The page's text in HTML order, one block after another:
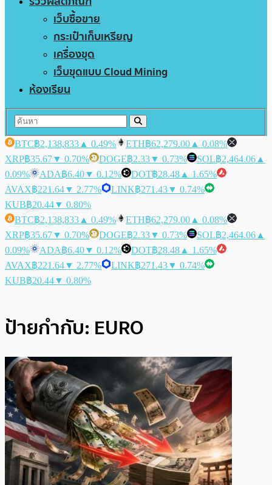
เว็บซื้อขาย
กระเป๋าเก็บเหรียญ
เครื่องขุด
เว็บขุดแบบ Cloud Mining
ห้องเรียน
BTC฿2,138,833 ▲ 0.49% ETH฿62,279.00 ▲ 0.08%
XRP฿35.67▼ 0.70% DOGE฿2.33▼ 0.73% SOL฿2,464.06 ▲
0.09%
ADA฿6.40▼ 0.12% DOT฿28.48 ▲ 1.65%
AVAX฿221.64▼ 2.77% LINK฿271.43▼ 0.74%
KUB฿20.44▼ 0.80%
BTC฿2,138,833 ▲ 0.49% ETH฿62,279.00 ▲ 0.08%
XRP฿35.67▼ 0.70% DOGE฿2.33▼ 0.73% SOL฿2,464.06 ▲
0.09%
ADA฿6.40▼ 0.12% DOT฿28.48 ▲ 1.65%
AVAX฿221.64▼ 2.77% LINK฿271.43▼ 0.74%
KUB฿20.44▼ 0.80%
ป้ายกำกับ: EURO